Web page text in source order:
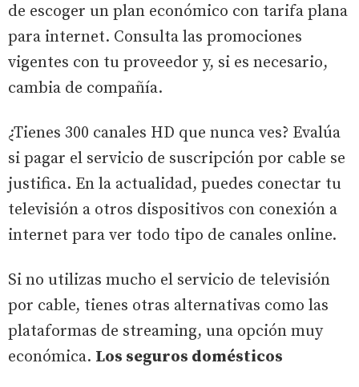
de escoger un plan económico con tarifa plana
para internet. Consulta las promociones
vigentes con tu proveedor y, si es necesario,
cambia de compañía.
¿Tienes 300 canales HD que nunca ves? Evalúa
si pagar el servicio de suscripción por cable se
justifica. En la actualidad, puedes conectar tu
televisión a otros dispositivos con conexión a
internet para ver todo tipo de canales online.
Si no utilizas mucho el servicio de televisión
por cable, tienes otras alternativas como las
plataformas de streaming, una opción muy
económica. Los seguros domésticos